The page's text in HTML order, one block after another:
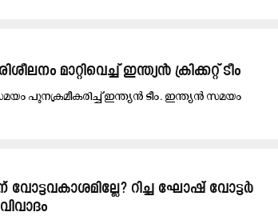
മാറ്റിവെച്ച് ഇന്ത്യൻ ക്രിക്കറ്റ് ടീം
പുനക്രമീകരിച്ച് ഇന്ത്യൻ ടീം. ഇന്ത്യൻ സമയം
റിച്ച ഘോഷ് വോട്ടർ